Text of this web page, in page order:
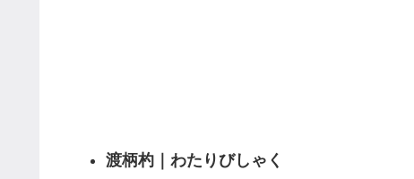
渡柄杓｜わたりびしゃく